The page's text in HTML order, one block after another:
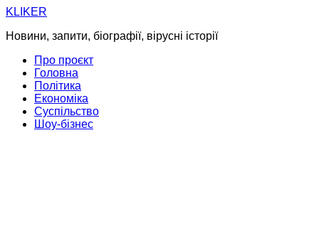
Skip
content
KLIKER
Новини, запити, біографії, вірусні історії
Про проєкт
Головна
Політика
Економіка
Суспільство
Шоу-бізнес